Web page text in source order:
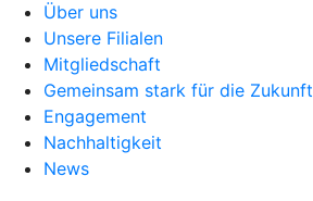
Über uns
Unsere Filialen
Mitgliedschaft
Gemeinsam stark für die Zukunft
Engagement
Nachhaltigkeit
News